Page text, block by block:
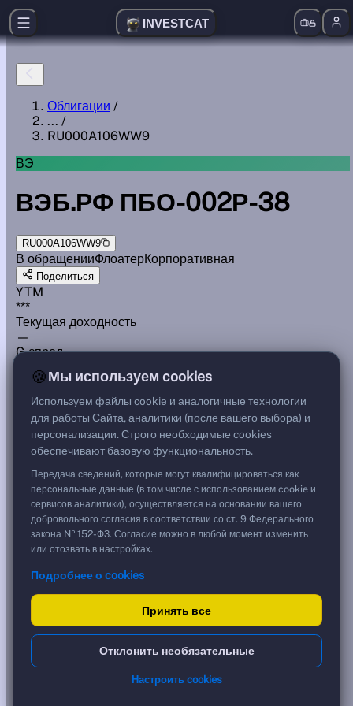
INVESTCAT
Облигации /
... /
RU000A106WW9
ВЭ
ВЭБ.РФ ПБО-002Р-38
RU000A106WW9
В обращенииФлоатерКорпоративная
Поделиться
YTM
***
Текущая доходность
—
G спред
Цена
99,45 %
994,50 ₽
Срок, лет
2,94
Дюрация, лет
2,49
Рейтинг
AA
Тип
Корпоративная
Флоатер
Доходность и цена
YTM эффективная
18.07.2029
🍪Мы используем cookies
Используем файлы cookie и аналогичные технологии
для работы Сайта, аналитики (после вашего выбора) и
персонализации. Строго необходимые cookies
обеспечивают базовую функциональность.
Передача сведений, которые могут квалифицироваться как
персональные данные (в том числе с использованием cookie и
сервисов аналитики), осуществляется на основании вашего
добровольного согласия в соответствии со ст. 9 Федерального
закона № 152-ФЗ. Согласие можно в любой момент изменить
или отозвать в настройках.
Подробнее о cookies
Принять все
Отклонить необязательные
Настроить cookies